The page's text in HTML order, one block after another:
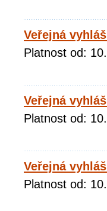
Veřejná
Platnost od:
Veřejná
Platnost od:
Veřejná
Platnost od: